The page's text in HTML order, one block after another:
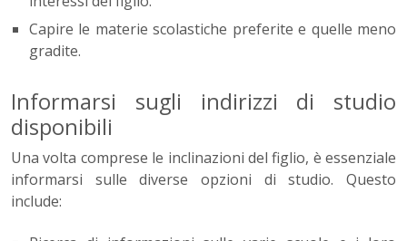
Capire le materie scolastiche preferite e quelle meno
gradite.
Informarsi sugli indirizzi di studio
disponibili
Una volta comprese le inclinazioni del figlio, è essenziale
informarsi sulle diverse opzioni di studio. Questo
include: